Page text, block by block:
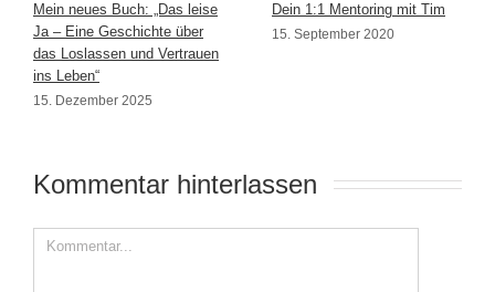
Mein neues Buch: „Das leise
Ja – Eine Geschichte über
das Loslassen und Vertrauen
ins Leben“
15. Dezember 2025
Dein 1:1 Mentoring mit Tim
15. September 2020
Kommentar hinterlassen